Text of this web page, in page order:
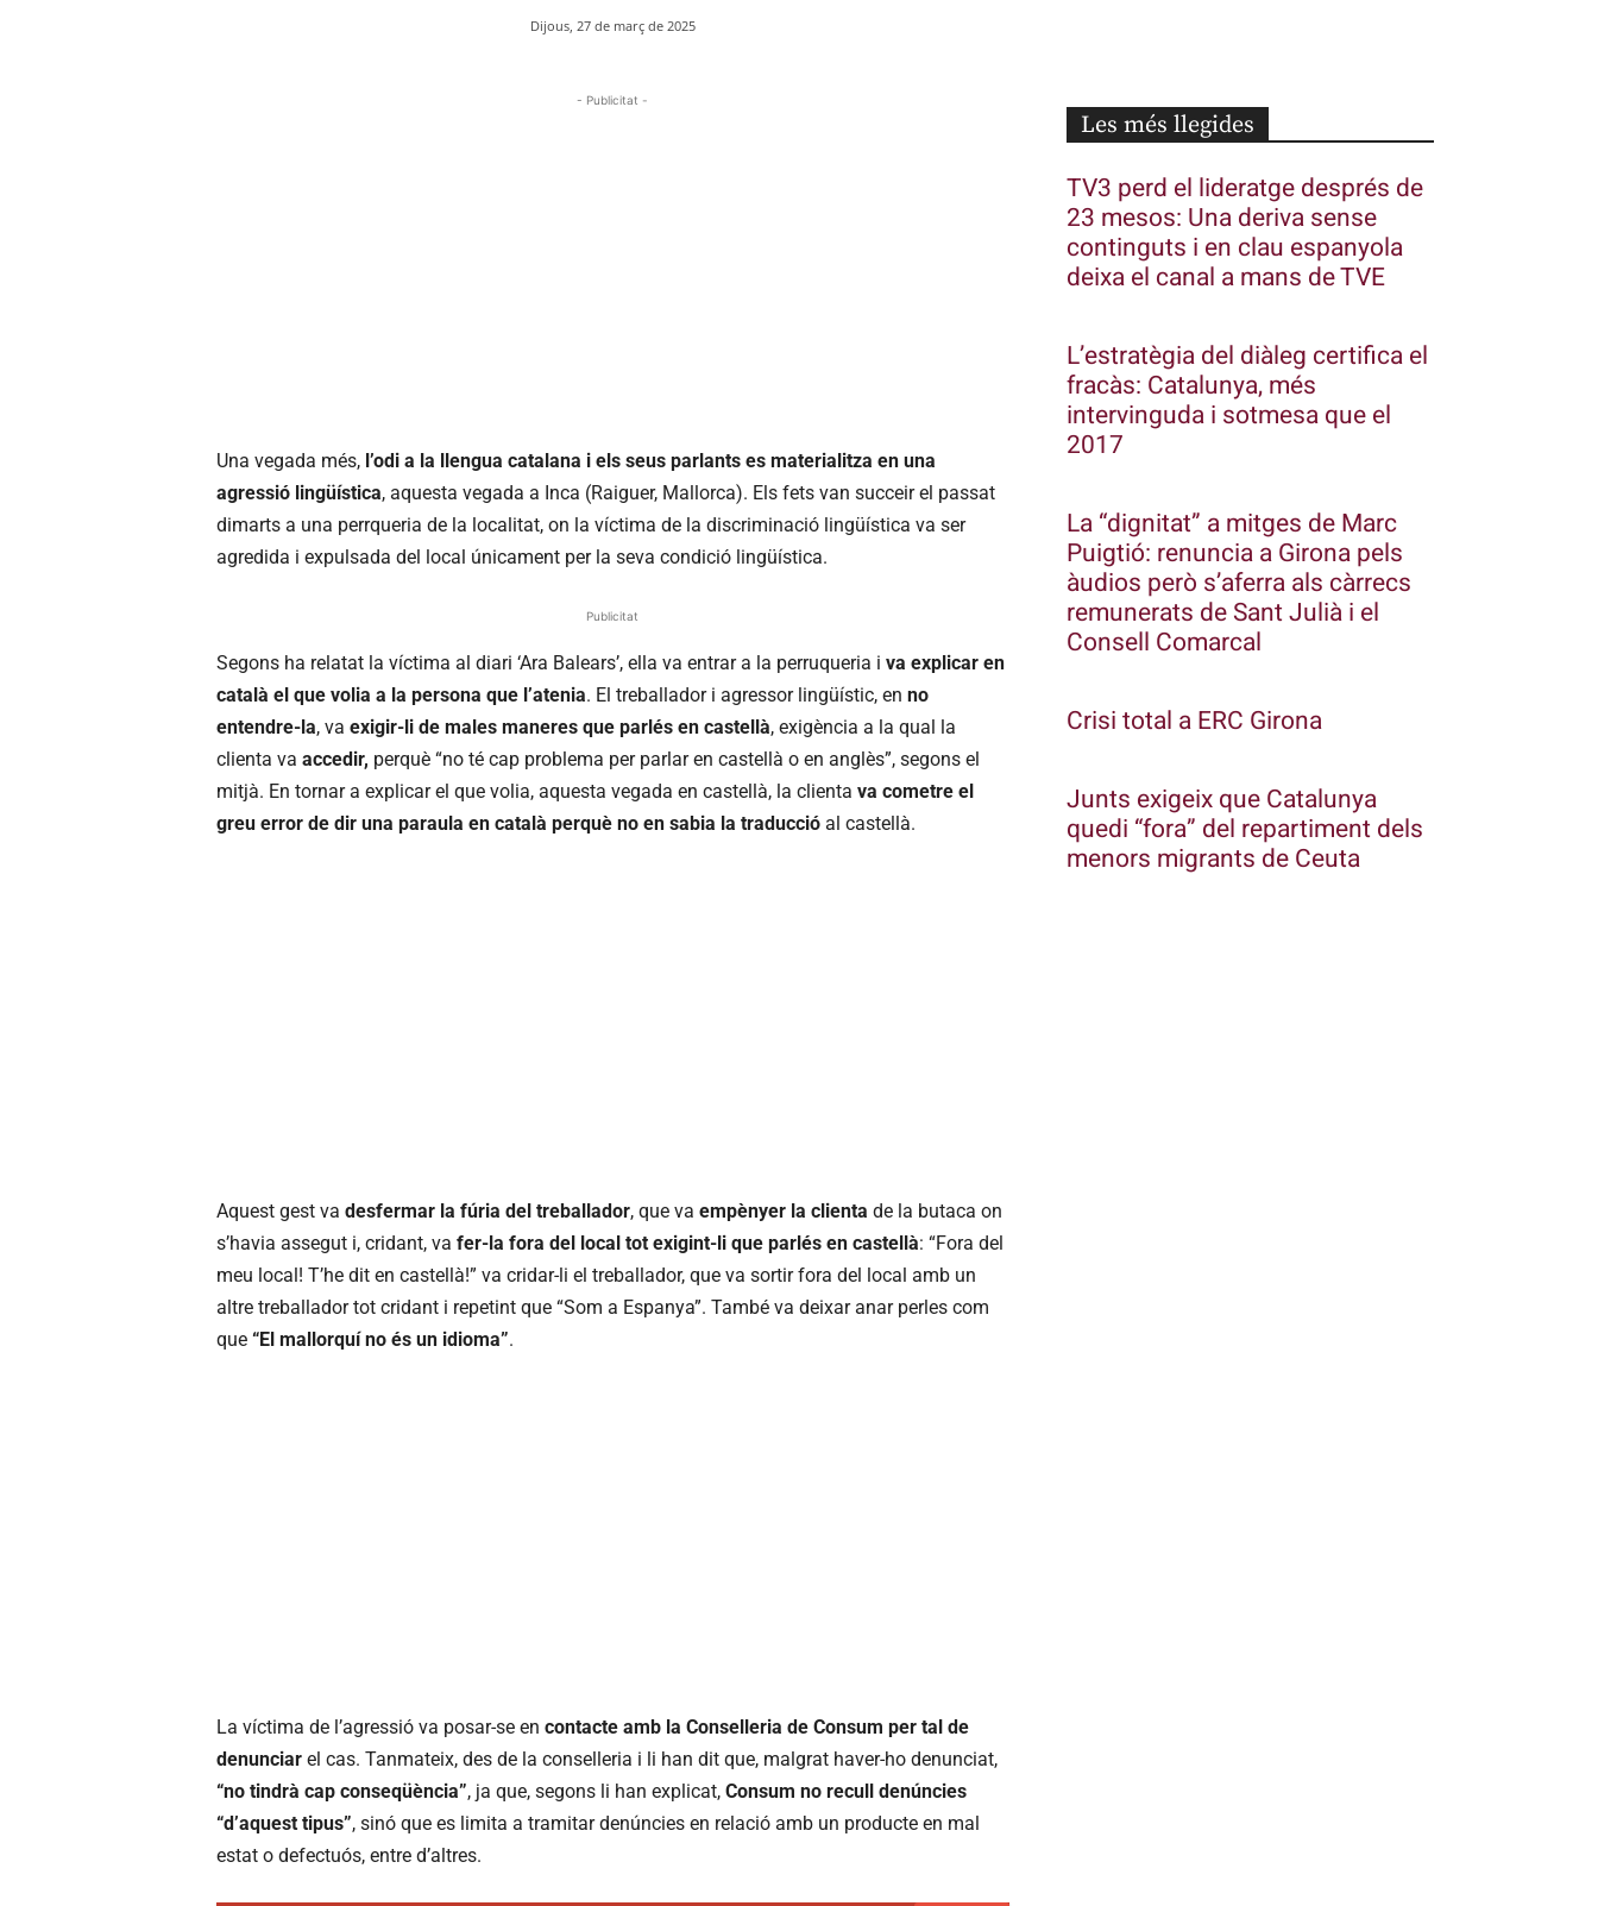
Dijous, 27 de març de 2025
- Publicitat -
Una vegada més, l’odi a la llengua catalana i els seus parlants es materialitza en una
agressió lingüística, aquesta vegada a Inca (Raiguer, Mallorca). Els fets van succeir el passat
dimarts a una perrqueria de la localitat, on la víctima de la discriminació lingüística va ser
agredida i expulsada del local únicament per la seva condició lingüística.
Publicitat
Segons ha relatat la víctima al diari ‘Ara Balears’, ella va entrar a la perruqueria i va explicar en
català el que volia a la persona que l’atenia. El treballador i agressor lingüístic, en no
entendre-la, va exigir-li de males maneres que parlés en castellà, exigència a la qual la
clienta va accedir, perquè “no té cap problema per parlar en castellà o en anglès”, segons el
mitjà. En tornar a explicar el que volia, aquesta vegada en castellà, la clienta va cometre el
greu error de dir una paraula en català perquè no en sabia la traducció al castellà.
Aquest gest va desfermar la fúria del treballador, que va empènyer la clienta de la butaca on
s’havia assegut i, cridant, va fer-la fora del local tot exigint-li que parlés en castellà: “Fora del
meu local! T’he dit en castellà!” va cridar-li el treballador, que va sortir fora del local amb un
altre treballador tot cridant i repetint que “Som a Espanya”. També va deixar anar perles com
que “El mallorquí no és un idioma”.
La víctima de l’agressió va posar-se en contacte amb la Conselleria de Consum per tal de
denunciar el cas. Tanmateix, des de la conselleria i li han dit que, malgrat haver-ho denunciat,
“no tindrà cap conseqüència”, ja que, segons li han explicat, Consum no recull denúncies
“d’aquest tipus”, sinó que es limita a tramitar denúncies en relació amb un producte en mal
estat o defectuós, entre d’altres.
Les més llegides
TV3 perd el lideratge després de
23 mesos: Una deriva sense
continguts i en clau espanyola
deixa el canal a mans de TVE
L’estratègia del diàleg certifica el
fracàs: Catalunya, més
intervinguda i sotmesa que el
2017
La “dignitat” a mitges de Marc
Puigtió: renuncia a Girona pels
àudios però s’aferra als càrrecs
remunerats de Sant Julià i el
Consell Comarcal
Crisi total a ERC Girona
Junts exigeix que Catalunya
quedi “fora” del repartiment dels
menors migrants de Ceuta